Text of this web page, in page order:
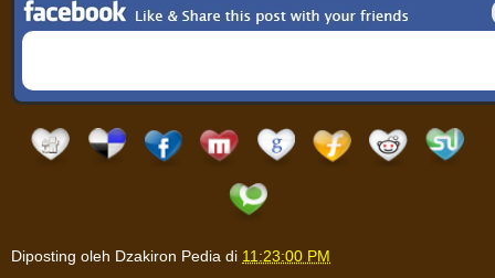
Diposting oleh Dzakiron Pedia di 11:23:00 PM